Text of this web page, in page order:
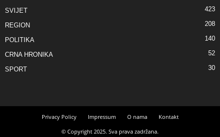
SVIJET 423
REGION 208
POLITIKA 140
CRNA HRONIKA 52
SPORT 30
Privacy Policy Impressum O nama
Kontakt
© Copyright 2025. Sva prava zadržana.